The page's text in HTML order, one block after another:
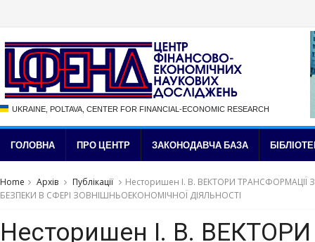
UKRAINE, POLTAVA, CENTER FOR FINANCIAL-ECONOMIC RESEARCH
ГОЛОВНА ПРО ЦЕНТР ЗАКОНОДАВЧА БАЗА
Home Архів Публікації
Несторишен І. В. ВЕКТОРИ ТРАНСФОРМАЦІЇ
БЕЗПЕКИ В СФЕРІ ЗОВНІШНЬОЕКОНОМІЧНОЇ ДІЯЛЬНОСТІ
Несторишен І. В. ВЕКТОРИ